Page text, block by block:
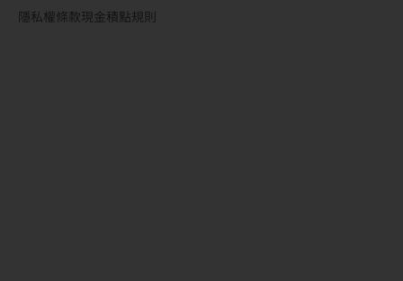
隱私權條款現金積點規則